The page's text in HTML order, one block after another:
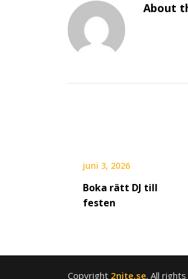
About
juni 3, 2026
Boka rätt DJ till
festen
Copyright 2nite.se. All